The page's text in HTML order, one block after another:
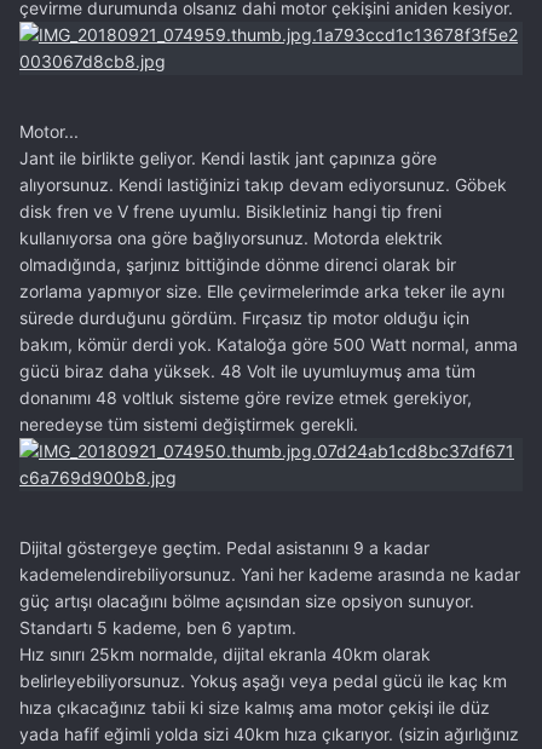
çevirme durumunda olsanız dahi motor çekişini aniden kesiyor.
Motor...
Jant ile birlikte geliyor. Kendi lastik jant çapınıza göre
alıyorsunuz. Kendi lastiğinizi takıp devam ediyorsunuz. Göbek
disk fren ve V frene uyumlu. Bisikletiniz hangi tip freni
kullanıyorsa ona göre bağlıyorsunuz. Motorda elektrik
olmadığında, şarjınız bittiğinde dönme direnci olarak bir
zorlama yapmıyor size. Elle çevirmelerimde arka teker ile aynı
sürede durduğunu gördüm. Fırçasız tip motor olduğu için
bakım, kömür derdi yok. Kataloğa göre 500 Watt normal, anma
gücü biraz daha yüksek. 48 Volt ile uyumluymuş ama tüm
donanımı 48 voltluk sisteme göre revize etmek gerekiyor,
neredeyse tüm sistemi değiştirmek gerekli.
Dijital göstergeye geçtim. Pedal asistanını 9 a kadar
kademelendirebiliyorsunuz. Yani her kademe arasında ne kadar
güç artışı olacağını bölme açısından size opsiyon sunuyor.
Standartı 5 kademe, ben 6 yaptım.
Hız sınırı 25km normalde, dijital ekranla 40km olarak
belirleyebiliyorsunuz. Yokuş aşağı veya pedal gücü ile kaç km
hıza çıkacağınız tabii ki size kalmış ama motor çekişi ile düz
yada hafif eğimli yolda sizi 40km hıza çıkarıyor. (sizin ağırlığınız